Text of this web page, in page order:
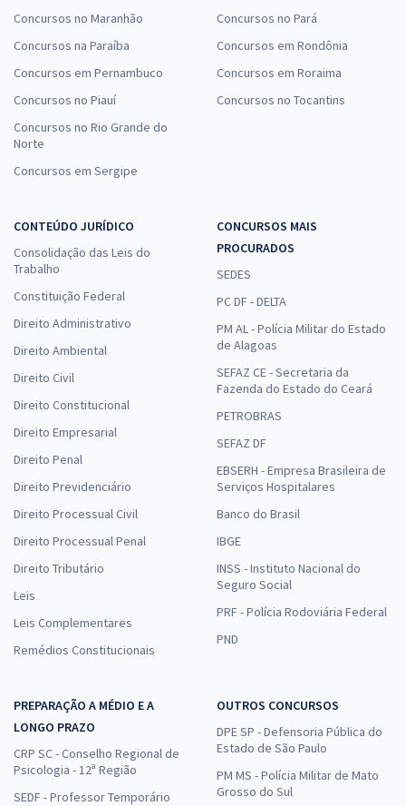
Concursos no Maranhão
Concursos na Paraíba
Concursos em Pernambuco
Concursos no Piauí
Concursos no Rio Grande do
Norte
Concursos em Sergipe
Concursos no Pará
Concursos em Rondônia
Concursos em Roraima
Concursos no Tocantins
CONTEÚDO JURÍDICO
Consolidação das Leis do
Trabalho
Constituição Federal
Direito Administrativo
Direito Ambiental
Direito Civil
Direito Constitucional
Direito Empresarial
Direito Penal
Direito Previdenciário
Direito Processual Civil
Direito Processual Penal
Direito Tributário
Leis
Leis Complementares
Remédios Constitucionais
CONCURSOS MAIS
PROCURADOS
SEDES
PC DF - DELTA
PM AL - Polícia Militar do Estado
de Alagoas
SEFAZ CE - Secretaria da
Fazenda do Estado do Ceará
PETROBRAS
SEFAZ DF
EBSERH - Empresa Brasileira de
Serviços Hospitalares
Banco do Brasil
IBGE
INSS - Instituto Nacional do
Seguro Social
PRF - Polícia Rodoviária Federal
PND
PREPARAÇÃO A MÉDIO E A
LONGO PRAZO
CRP SC - Conselho Regional de
Psicologia - 12ª Região
SEDF - Professor Temporário
OUTROS CONCURSOS
DPE SP - Defensoria Pública do
Estado de São Paulo
PM MS - Polícia Militar de Mato
Grosso do Sul